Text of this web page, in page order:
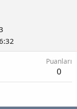
Puanları
0